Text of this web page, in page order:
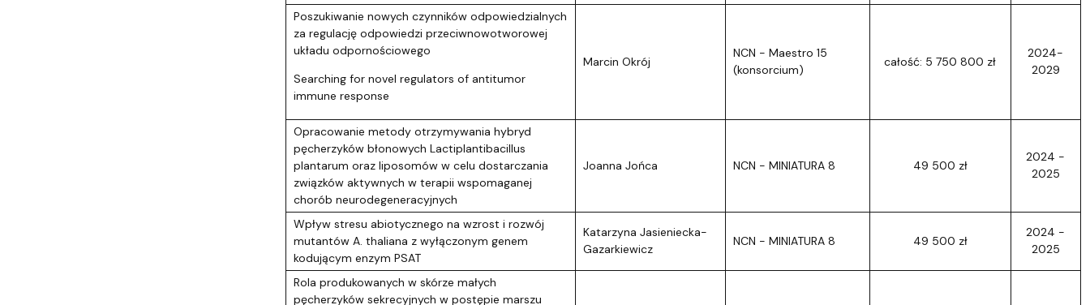
Poszukiwanie nowych czynników odpowiedzialnych
za regulację odpowiedzi przeciwnowotworowej
układu odpornościowego
Searching for novel regulators of antitumor
immune response
Marcin Okrój
NCN - Maestro 15
(konsorcium)
całość: 5 750 800 zł
2024-
2029
Opracowanie metody otrzymywania hybryd
pęcherzyków błonowych Lactiplantibacillus
plantarum oraz liposomów w celu dostarczania
związków aktywnych w terapii wspomaganej
chorób neurodegeneracyjnych
Joanna Jońca NCN - MINIATURA 8 49 500 zł
2024 -
2025
Wpływ stresu abiotycznego na wzrost i rozwój
mutantów A. thaliana z wyłączonym genem
kodującym enzym PSAT
Katarzyna Jasieniecka-
Gazarkiewicz
NCN - MINIATURA 8 49 500 zł
2024 -
2025
Rola produkowanych w skórze małych
pęcherzyków sekrecyjnych w postępie marszu